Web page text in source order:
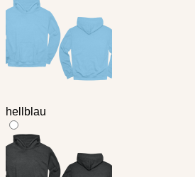
hellblau